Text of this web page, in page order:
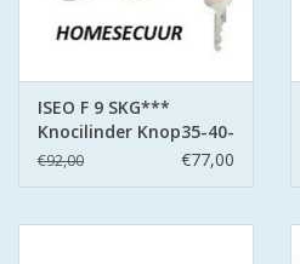
ISEO F 9 SKG***
Knocilinder Knop35-40-
3- sleutels
€92,00 €77,00